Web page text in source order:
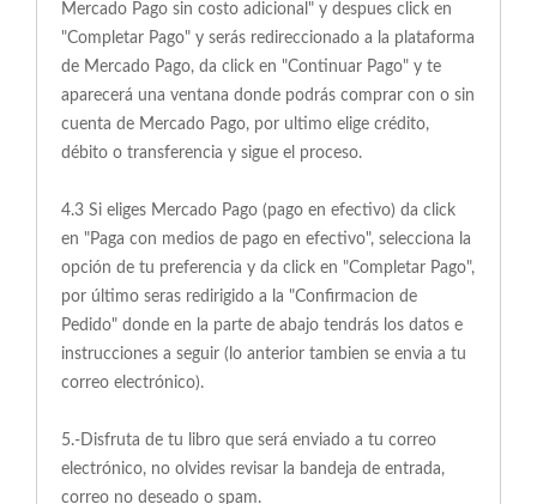
Mercado Pago sin costo adicional" y despues click en
"Completar Pago" y serás redireccionado a la plataforma
de Mercado Pago, da click en "Continuar Pago" y te
aparecerá una ventana donde podrás comprar con o sin
cuenta de Mercado Pago, por ultimo elige crédito,
débito o transferencia y sigue el proceso.
4.3 Si eliges Mercado Pago (pago en efectivo) da click
en "Paga con medios de pago en efectivo", selecciona la
opción de tu preferencia y da click en "Completar Pago",
por último seras redirigido a la "Confirmacion de
Pedido" donde en la parte de abajo tendrás los datos e
instrucciones a seguir (lo anterior tambien se envia a tu
correo electrónico).
5.-Disfruta de tu libro que será enviado a tu correo
electrónico, no olvides revisar la bandeja de entrada,
correo no deseado o spam.